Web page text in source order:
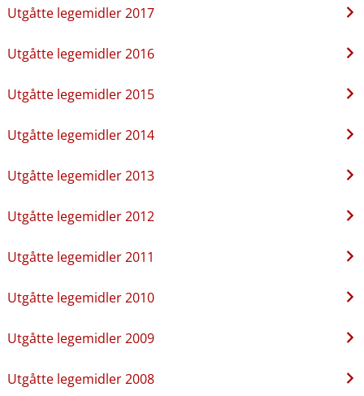
Utgåtte legemidler 2017
Utgåtte legemidler 2016
Utgåtte legemidler 2015
Utgåtte legemidler 2014
Utgåtte legemidler 2013
Utgåtte legemidler 2012
Utgåtte legemidler 2011
Utgåtte legemidler 2010
Utgåtte legemidler 2009
Utgåtte legemidler 2008